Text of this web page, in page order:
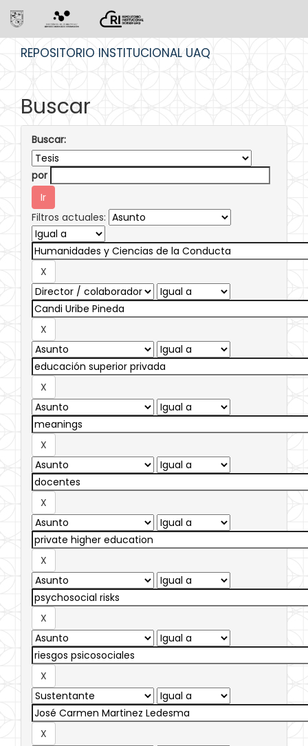
REPOSITORIO INSTITUCIONAL UAQ
Buscar
Buscar:
por
Filtros actuales: